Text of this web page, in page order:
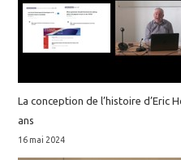
La conception de l’histoire d’Eric
ans
16 mai 2024